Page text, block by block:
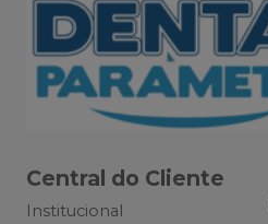
Central do Cliente
Institucional